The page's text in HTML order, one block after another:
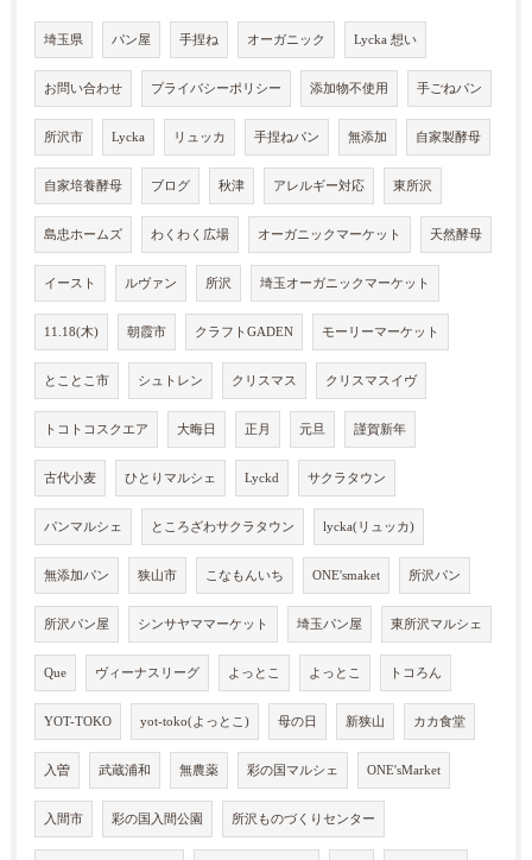
埼玉県 パン屋 手捏ね オーガニック Lycka 想い
お問い合わせ プライバシーポリシー 添加物不使用 手ごねパン
所沢市 Lycka リュッカ 手捏ねパン 無添加 自家製酵母
自家培養酵母 ブログ 秋津 アレルギー対応 東所沢
島忠ホームズ わくわく広場 オーガニックマーケット 天然酵母
イースト ルヴァン 所沢 埼玉オーガニックマーケット
11.18(木) 朝霞市 クラフトGADEN モーリーマーケット
とことこ市 シュトレン クリスマス クリスマスイヴ
トコトコスクエア 大晦日 正月 元旦 謹賀新年
古代小麦 ひとりマルシェ Lyckd サクラタウン
パンマルシェ ところざわサクラタウン lycka(リュッカ)
無添加パン 狭山市 こなもんいち ONE'smaket 所沢パン
所沢パン屋 シンサヤママーケット 埼玉パン屋 東所沢マルシェ
Que ヴィーナスリーグ よっとこ よっとこ トコろん
YOT-TOKO yot-toko(よっとこ) 母の日 新狭山 カカ食堂
入曽 武蔵浦和 無農薬 彩の国マルシェ ONE'sMarket
入間市 彩の国入間公園 所沢ものづくりセンター